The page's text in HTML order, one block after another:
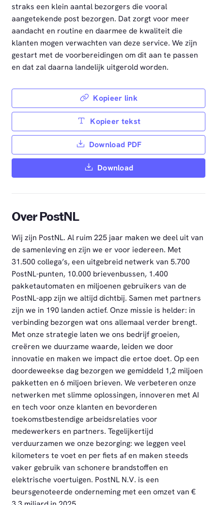
straks een klein aantal bezorgers die vooral
aangetekende post bezorgen. Dat zorgt voor meer
aandacht en routine en daarmee de kwaliteit die
klanten mogen verwachten van deze service. We zijn
gestart met de voorbereidingen om dit aan te passen
en dat zal daarna landelijk uitgerold worden.
Kopieer link
Kopieer tekst
Download PDF
Download
Over PostNL
Wij zijn PostNL. Al ruim 225 jaar maken we deel uit van
de samenleving en zijn we er voor iedereen. Met
31.500 collega’s, een uitgebreid netwerk van 5.700
PostNL-punten, 10.000 brievenbussen, 1.400
pakketautomaten en miljoenen gebruikers van de
PostNL-app zijn we altijd dichtbij. Samen met partners
zijn we in 190 landen actief. Onze missie is helder: in
verbinding bezorgen wat ons allemaal verder brengt.
Met onze strategie laten we ons bedrijf groeien,
creëren we duurzame waarde, leiden we door
innovatie en maken we impact die ertoe doet. Op een
doordeweekse dag bezorgen we gemiddeld 1,2 miljoen
pakketten en 6 miljoen brieven. We verbeteren onze
netwerken met slimme oplossingen, innoveren met AI
en tech voor onze klanten en bevorderen
toekomstbestendige arbeidsrelaties voor
medewerkers en partners. Tegelijkertijd
verduurzamen we onze bezorging: we leggen veel
kilometers te voet en per fiets af en maken steeds
vaker gebruik van schonere brandstoffen en
elektrische voertuigen. PostNL N.V. is een
beursgenoteerde onderneming met een omzet van €